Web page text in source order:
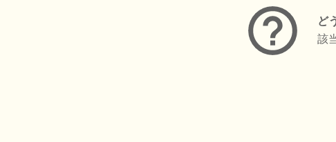
ど
該